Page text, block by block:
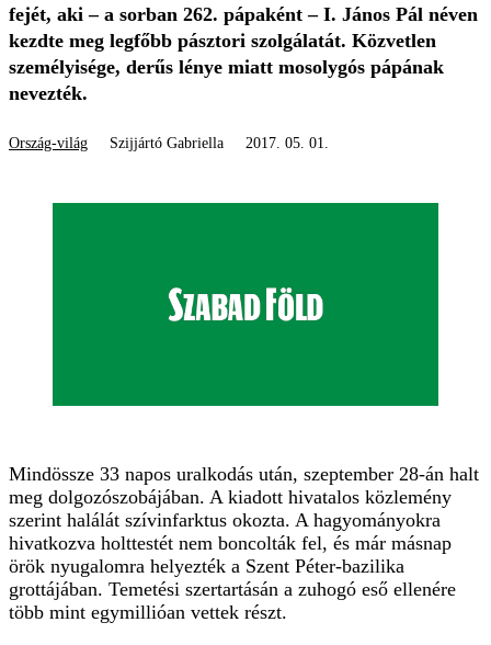
fejét, aki – a sorban 262. pápaként – I. János Pál néven
kezdte meg legfőbb pásztori szolgálatát. Közvetlen
személyisége, derűs lénye miatt mosolygós pápának
nevezték.
Ország-világ Szijjártó Gabriella 2017. 05. 01.
Mindössze 33 napos uralkodás után, szeptember 28-án halt
meg dolgozószobájában. A kiadott hivatalos közlemény
szerint halálát szívinfarktus okozta. A hagyományokra
hivatkozva holttestét nem boncolták fel, és már másnap
örök nyugalomra helyezték a Szent Péter-bazilika
grottájában. Temetési szertartásán a zuhogó eső ellenére
több mint egymillióan vettek részt.